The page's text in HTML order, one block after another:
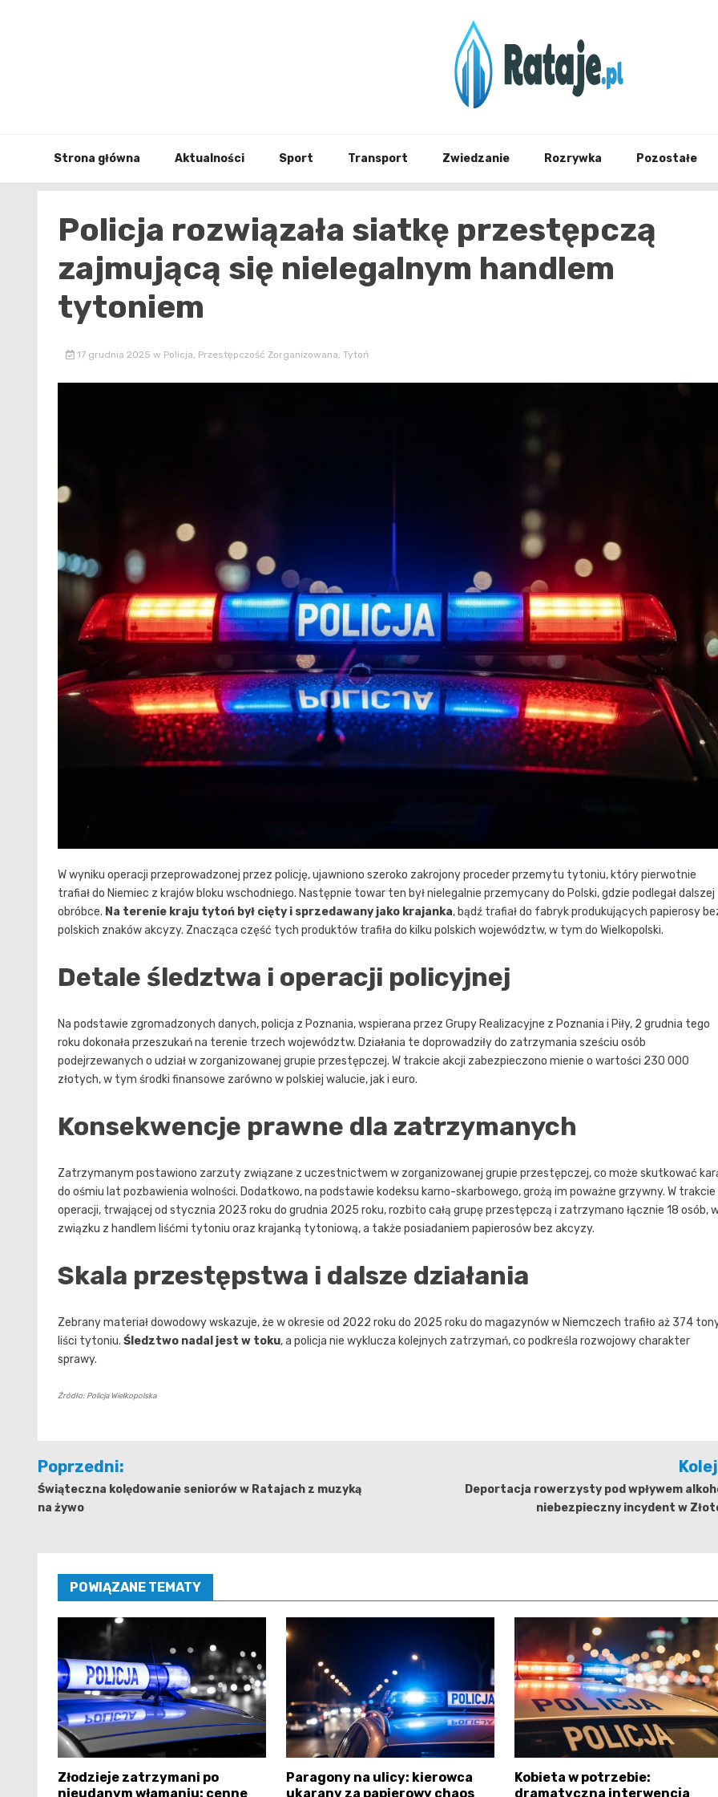
Strona główna Aktualności Sport Transport Zwiedzanie Rozrywka Pozostałe
Policja rozwiązała siatkę przestępczą
zajmującą się nielegalnym handlem
tytoniem
17 grudnia 2025 w Policja, Przestępczość Zorganizowana, Tytoń
W wyniku operacji przeprowadzonej przez policję, ujawniono szeroko zakrojony proceder przemytu tytoniu, który pierwotnie
trafiał do Niemiec z krajów bloku wschodniego. Następnie towar ten był nielegalnie przemycany do Polski, gdzie podlegał dalszej
obróbce. Na terenie kraju tytoń był cięty i sprzedawany jako krajanka, bądź trafiał do fabryk produkujących papierosy
polskich znaków akcyzy. Znacząca część tych produktów trafiła do kilku polskich województw, w tym do Wielkopolski.
Detale śledztwa i operacji policyjnej
Na podstawie zgromadzonych danych, policja z Poznania, wspierana przez Grupy Realizacyjne z Poznania i Piły, 2 grudnia tego
roku dokonała przeszukań na terenie trzech województw. Działania te doprowadziły do zatrzymania sześciu osób
podejrzewanych o udział w zorganizowanej grupie przestępczej. W trakcie akcji zabezpieczono mienie o wartości 230 000
złotych, w tym środki finansowe zarówno w polskiej walucie, jak i euro.
Konsekwencje prawne dla zatrzymanych
Zatrzymanym postawiono zarzuty związane z uczestnictwem w zorganizowanej grupie przestępczej, co może skutkować
do ośmiu lat pozbawienia wolności. Dodatkowo, na podstawie kodeksu karno-skarbowego, grożą im poważne grzywny. W trakcie
operacji, trwającej od stycznia 2023 roku do grudnia 2025 roku, rozbito całą grupę przestępczą i zatrzymano łącznie 18 osób,
związku z handlem liśćmi tytoniu oraz krajanką tytoniową, a także posiadaniem papierosów bez akcyzy.
Skala przestępstwa i dalsze działania
Zebrany materiał dowodowy wskazuje, że w okresie od 2022 roku do 2025 roku do magazynów w Niemczech trafiło aż 374
liści tytoniu. Śledztwo nadal jest w toku, a policja nie wyklucza kolejnych zatrzymań, co podkreśla rozwojowy charakter
sprawy.
Źródło: Policja Wielkopolska
Nawigacja
wpisu
Poprzedni:
Świąteczna kolędowanie seniorów w Ratajach z muzyką
na żywo
Deportacja rowerzysty pod wpływem
niebezpieczny incydent w
POWIĄZANE TEMATY
Złodzieje zatrzymani po
nieudanym włamaniu: cenne
Paragony na ulicy: kierowca
ukarany za papierowy chaos
Kobieta w potrzebie:
dramatyczna interwencja